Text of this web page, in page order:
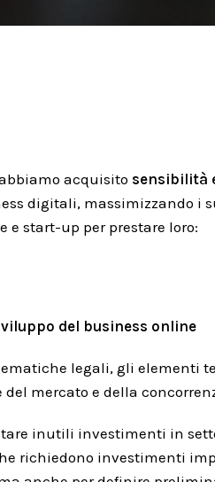
acquisito sensibilità
digitali, massimizzando i
e start-up per prestare loro:
del business online
legali, gli elementi
mercato e della
inutili investimenti in
richiedono investimenti